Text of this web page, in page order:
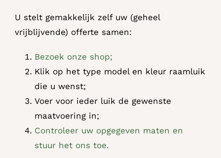
U stelt gemakkelijk zelf uw (geheel
vrijblijvende) offerte samen:
Bezoek onze shop;
Klik op het type model en kleur raamluik
die u wenst;
Voer voor ieder luik de gewenste
maatvoering in;
Controleer uw opgegeven maten en
stuur het ons toe.